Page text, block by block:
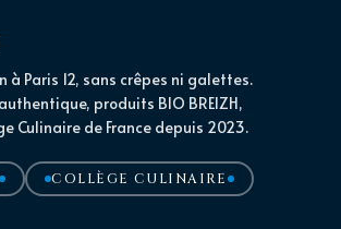
à Paris 12, sans crêpes ni galettes.
produits BIO BREIZH,
Culinaire de France depuis 2023.
COLLÈGE CULINAIRE